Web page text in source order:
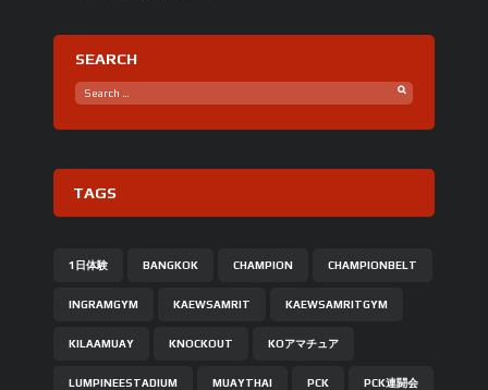
SEARCH
TAGS
1日体験 BANGKOK CHAMPION CHAMPIONBELT
INGRAMGYM KAEWSAMRIT KAEWSAMRITGYM
KILAAMUAY KNOCKOUT KOアマチュア
LUMPINEESTADIUM MUAYTHAI PCK PCK連闘会